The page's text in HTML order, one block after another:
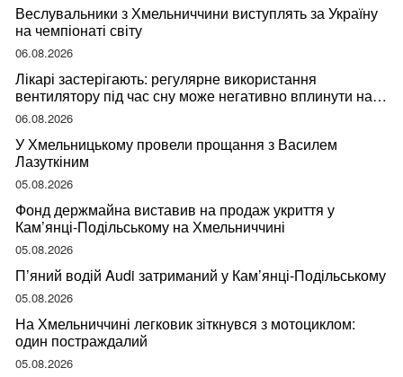
Веслувальники з Хмельниччини виступлять за Україну
на чемпіонаті світу
06.08.2026
Лікарі застерігають: регулярне використання
вентилятору під час сну може негативно вплинути на
ваше здоров’я
06.08.2026
У Хмельницькому провели прощання з Василем
Лазуткіним
05.08.2026
Фонд держмайна виставив на продаж укриття у
Кам’янці-Подільському на Хмельниччині
05.08.2026
П’яний водій Audi затриманий у Кам’янці-Подільському
05.08.2026
На Хмельниччині легковик зіткнувся з мотоциклом:
один постраждалий
05.08.2026